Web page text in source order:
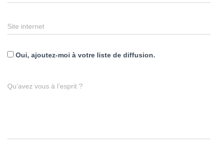
Site internet
Oui, ajoutez-moi à votre liste de diffusion.
Qu’avez vous à l’esprit ?